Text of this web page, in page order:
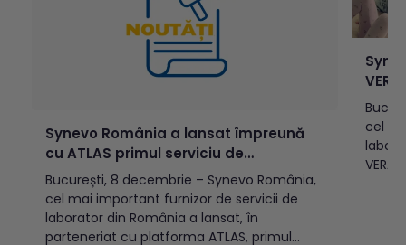
Synevo România a lansat împreună
cu ATLAS primul serviciu de
consultații virtuale pentru
interpretarea rezultatelor analizelor
medicale
București, 8 decembrie – Synevo România,
cel mai important furnizor de servicii de
laborator din România a lansat, în
parteneriat cu platforma ATLAS, primul
cel